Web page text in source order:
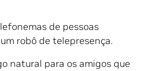
de pessoas
robô de telepresença.
natural para os amigos que